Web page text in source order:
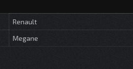
Renault
Megane